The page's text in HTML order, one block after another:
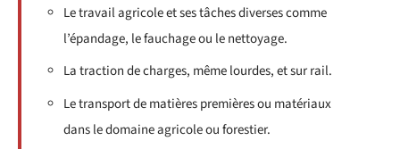
Le travail agricole et ses tâches diverses comme
l’épandage, le fauchage ou le nettoyage.
La traction de charges, même lourdes, et sur rail.
Le transport de matières premières ou matériaux
dans le domaine agricole ou forestier.